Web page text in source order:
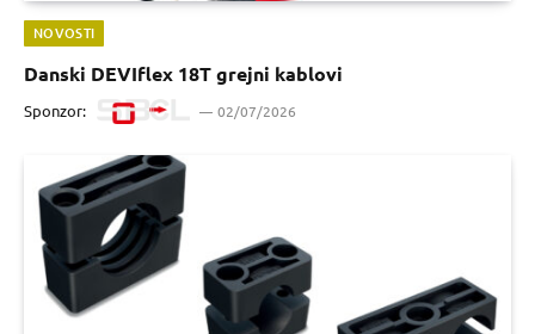
NOVOSTI
Danski DEVIflex 18T grejni kablovi
Sponzor: 02/07/2026